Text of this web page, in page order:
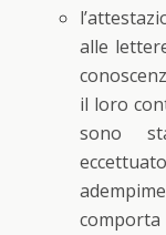
alle
il loro
sono